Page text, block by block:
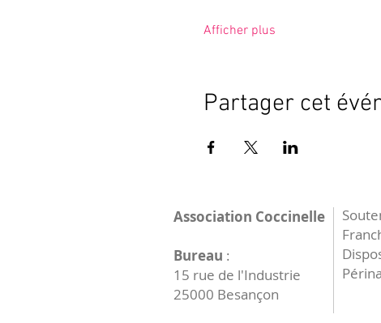
Afficher plus
Partager cet
Association Coccinelle
Bureau :
15 rue de l'Industrie
25000 Besançon